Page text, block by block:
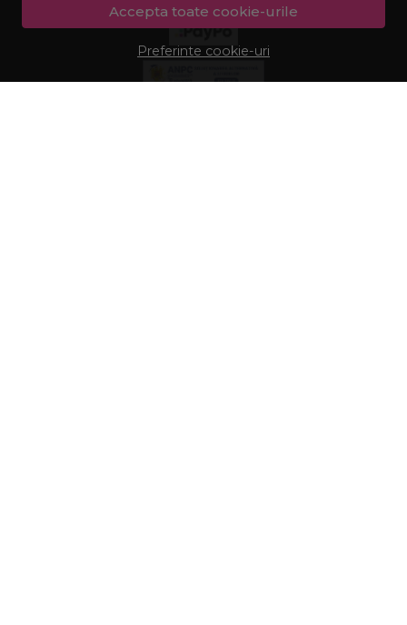
Accepta toate cookie-urile
Preferinte cookie-uri